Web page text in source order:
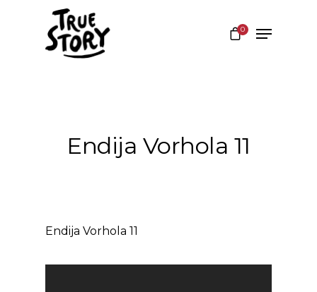
0
Endija Vorhola 11
Endija Vorhola 11